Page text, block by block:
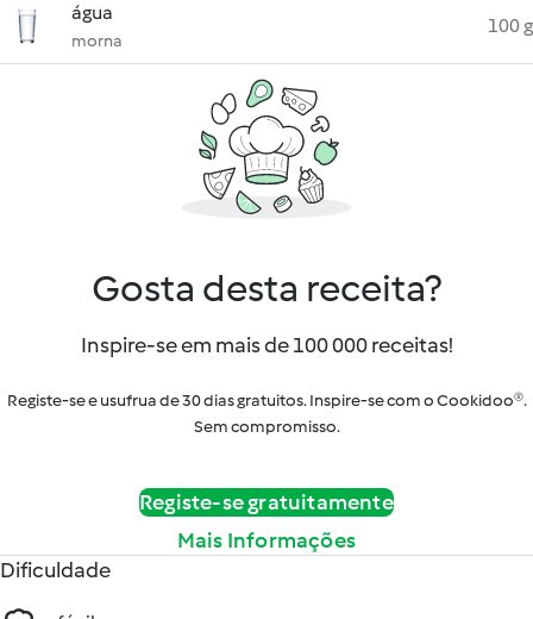
água
morna
100 g
Gosta desta receita?
Inspire-se em mais de 100 000 receitas!
Registe-se e usufrua de 30 dias gratuitos. Inspire-se com o Cookidoo®.
Sem compromisso.
Registe-se gratuitamente
Mais Informações
Dificuldade